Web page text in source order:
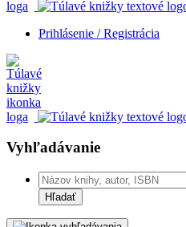
Prihlásenie / Registrácia
Vyhľadávanie
Hľadať